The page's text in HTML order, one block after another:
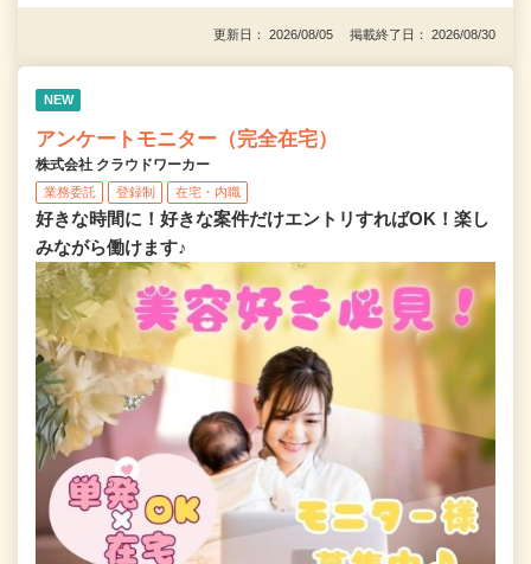
更新日： 2026/08/05 掲載終了日： 2026/08/30
NEW
アンケートモニター（完全在宅）
株式会社 クラウドワーカー
業務委託 登録制 在宅・内職
好きな時間に！好きな案件だけエントリすればOK！楽し
みながら働けます♪